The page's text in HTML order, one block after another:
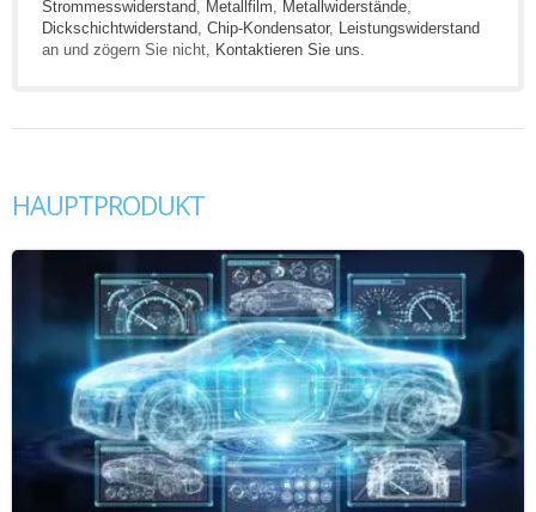
Strommesswiderstand, Metallfilm, Metallwiderstände,
Dickschichtwiderstand, Chip-Kondensator, Leistungswiderstand
an und zögern Sie nicht, Kontaktieren Sie uns.
HAUPTPRODUKT